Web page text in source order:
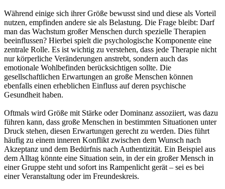
Während einige sich ihrer Größe bewusst sind und diese als Vorteil
nutzen, empfinden andere sie als Belastung. Die Frage bleibt: Darf
man das Wachstum großer Menschen durch spezielle Therapien
beeinflussen? Hierbei spielt die psychologische Komponente eine
zentrale Rolle. Es ist wichtig zu verstehen, dass jede Therapie nicht
nur körperliche Veränderungen anstrebt, sondern auch das
emotionale Wohlbefinden berücksichtigen sollte. Die
gesellschaftlichen Erwartungen an große Menschen können
ebenfalls einen erheblichen Einfluss auf deren psychische
Gesundheit haben.
Oftmals wird Größe mit Stärke oder Dominanz assoziiert, was dazu
führen kann, dass große Menschen in bestimmten Situationen unter
Druck stehen, diesen Erwartungen gerecht zu werden. Dies führt
häufig zu einem inneren Konflikt zwischen dem Wunsch nach
Akzeptanz und dem Bedürfnis nach Authentizität. Ein Beispiel aus
dem Alltag könnte eine Situation sein, in der ein großer Mensch in
einer Gruppe steht und sofort ins Rampenlicht gerät – sei es bei
einer Veranstaltung oder im Freundeskreis.